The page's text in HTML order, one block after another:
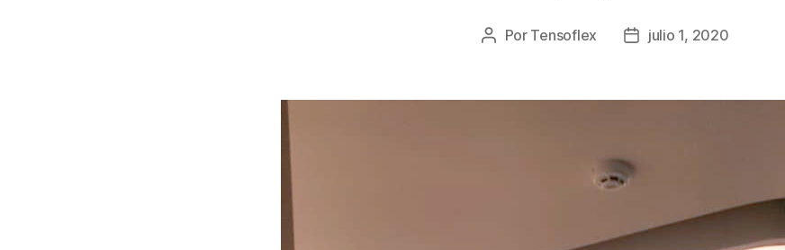
Por Tensoflex julio 1, 2020